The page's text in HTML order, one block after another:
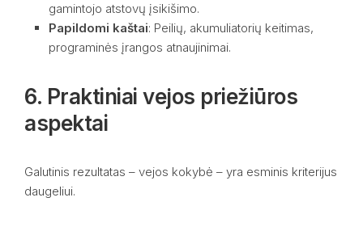
gamintojo atstovų įsikišimo.
Papildomi kaštai: Peilių, akumuliatorių keitimas,
programinės įrangos atnaujinimai.
6. Praktiniai vejos priežiūros
aspektai
Galutinis rezultatas – vejos kokybė – yra esminis kriterijus
daugeliui.